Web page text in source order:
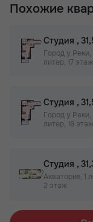
Похожие
Студия ,
Город у Реки,
литер, 17 этаж
Студия ,
Город у Реки,
литер, 18 этаж
Студия ,
Акватория, 1
2 этаж